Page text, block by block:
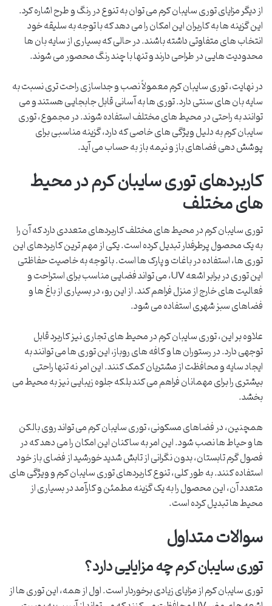
از دیگر مزایای توری سایبان کرم می توان به تنوع در رنگ و طرح اشاره کرد.
این گزینه ها به کاربران این امکان را می دهد که با توجه به سلیقه خود
انتخاب های متفاوتی داشته باشند. در حالی که بسیاری از سایه بان ها
محدودیت هایی در طراحی دارند و تنها با چند رنگ محصور می شوند.
در نهایت، توری سایبان کرم معمولاً نصب و جداسازی راحت تری نسبت به
سایه بان های سنتی دارد. توری ها به آسانی قابل جابجایی هستند و می
توانند به راحتی در محیط های مختلف استفاده شوند. در مجموع، توری
سایبان کرم به دلیل ویژگی های خاصی که دارد، گزینه مناسبی برای
پوشش دهی فضاهای باز و نیمه باز به حساب می آید.
کاربردهای توری سایبان کرم در محیط
های مختلف
توری سایبان کرم در محیط های مختلف کاربردهای متعددی دارد که آن را
به یک محصول پرطرفدار تبدیل کرده است. یکی از مهم ترین کاربردهای این
توری ها، استفاده در باغات و پارک ها است. با توجه به خاصیت حفاظتی
این توری در برابر اشعه UV، می تواند فضایی مناسب برای استراحت و
فعالیت های خارج از منزل فراهم کند. از این رو، در بسیاری از باغ ها و
فضاهای سبز شهری استفاده می شود.
علاوه بر این، توری سایبان کرم در محیط های تجاری نیز کاربرد قابل
توجهی دارد. در رستوران ها و کافه های روباز، این توری ها می توانند به
ایجاد سایه و محافظت از مشتریان کمک کنند. این امر نه تنها راحتی
بیشتری را برای مهمانان فراهم می کند بلکه جلوه زیبایی نیز به محیط می
بخشد.
همچنین، در فضاهای مسکونی، توری سایبان کرم می تواند روی بالکن
ها و حیاط ها نصب شود. این امر به ساکنان این امکان را می دهد که در
فصول گرم تابستان، بدون نگرانی از تابش شدید خورشید از فضای باز خود
استفاده کنند. به طور کلی، تنوع کاربردهای توری سایبان کرم و ویژگی های
متعدد آن، این محصول را به یک گزینه مطمئن و کارآمد در بسیاری از
محیط ها تبدیل کرده است.
سوالات متداول
توری سایبان کرم چه مزایایی دارد؟
توری سایبان کرم از مزایای زیادی برخوردار است. اول از همه، این توری ها از